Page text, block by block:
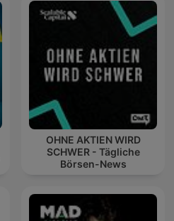
OHNE AKTIEN WIRD
SCHWER - Tägliche
Börsen-News